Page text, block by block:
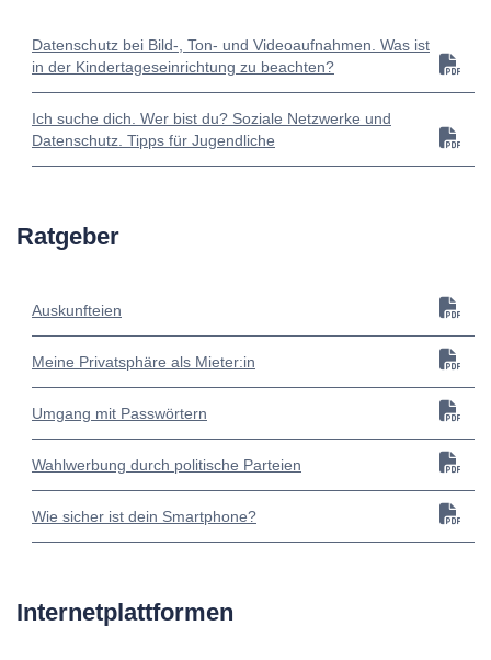
Datenschutz bei Bild-, Ton- und Videoaufnahmen. Was ist
in der Kindertageseinrichtung zu beachten?
Ich suche dich. Wer bist du? Soziale Netzwerke und
Datenschutz. Tipps für Jugendliche
Ratgeber
Auskunfteien
Meine Privatsphäre als Mieter:in
Umgang mit Passwörtern
Wahlwerbung durch politische Parteien
Wie sicher ist dein Smartphone?
Internetplattformen